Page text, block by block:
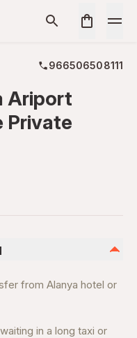
966506508111
Ariport
Private
from Alanya hotel or
in a long taxi or